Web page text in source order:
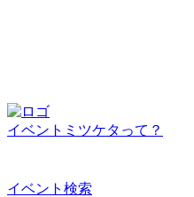
イベントミツケタって？
イベント検索